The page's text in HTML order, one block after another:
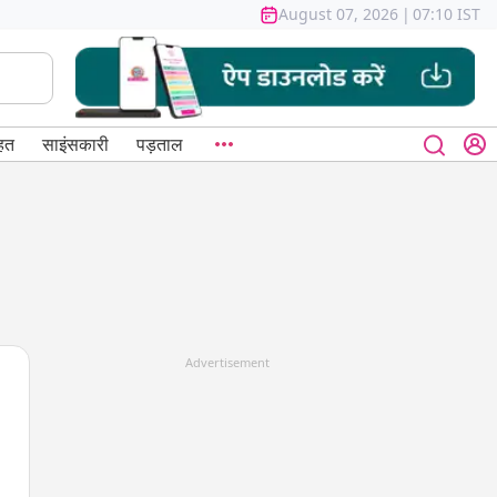
August 07, 2026 | 07:10 IST
साइंसकारी पड़ताल
Advertisement